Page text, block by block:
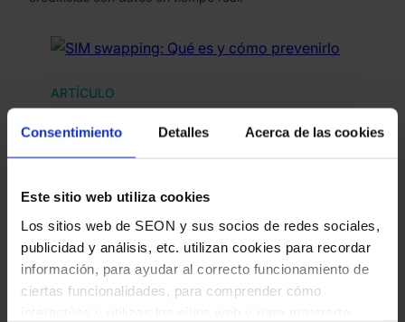
Consentimiento Detalles Acerca de las cookies
Este sitio web utiliza cookies
Los sitios web de SEON y sus socios de redes sociales,
publicidad y análisis, etc. utilizan cookies para recordar
información, para ayudar al correcto funcionamiento de
ciertas funcionalidades, para comprender cómo
ARTÍCULO
SIM swapping: Qué es y cómo
de SIM swap piensan lo contrario. Conoce todo sobre el
fraude de…